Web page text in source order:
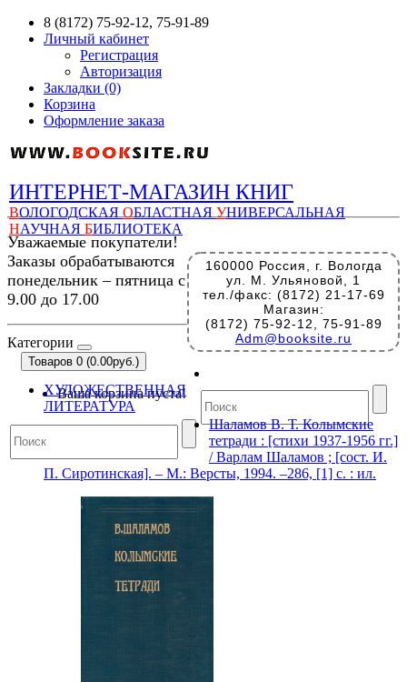
8 (8172) 75-92-12, 75-91-89
Личный кабинет
Регистрация
Авторизация
Закладки (0)
Корзина
Оформление заказа
ИНТЕРНЕТ-МАГАЗИН КНИГ
ВОЛОГОДСКАЯ ОБЛАСТНАЯ УНИВЕРСАЛЬНАЯ
НАУЧНАЯ БИБЛИОТЕКА
160000 Россия, г. Вологда
ул. М. Ульяновой, 1
тел./факс: (8172) 21-17-69
Магазин:
(8172) 75-92-12, 75-91-89
Adm@booksite.ru
Уважаемые покупатели!
Заказы обрабатываются
понедельник – пятница с
9.00 до 17.00
Категории
Товаров 0 (0.00руб.)
Ваша корзина пуста!
ХУДОЖЕСТВЕННАЯ
ЛИТЕРАТУРА
Шаламов В. Т. Колымские
тетради : [стихи 1937-1956 гг.]
/ Варлам Шаламов ; [сост. И.
П. Сиротинская]. – М.: Версты, 1994. –286, [1] с. : ил.